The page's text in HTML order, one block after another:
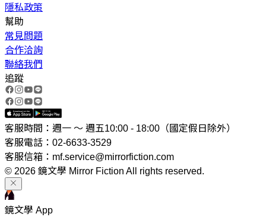
隱私政策
幫助
常見問題
合作洽詢
聯絡我們
追蹤
客服時間：週一 ～ 週五10:00 - 18:00（國定假日除外）
客服電話：02-6633-3529
客服信箱：mf.service@mirrorfiction.com
© 2026 鏡文學 Mirror Fiction All rights reserved.
鏡文學 App